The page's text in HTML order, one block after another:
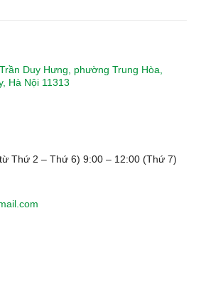
Duy Hưng, phường Trung Hòa,
Hà Nội 11313
Thứ 2 – Thứ 6) 9:00 – 12:00 (Thứ 7)